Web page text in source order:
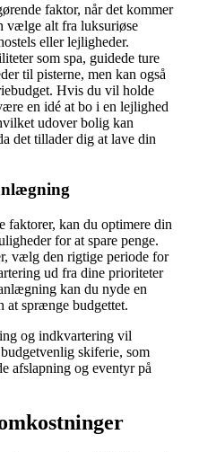
faktor, når det kommer
vælge alt fra luksuriøse
eller lejligheder.
som spa, guidede ture
til pisterne, men kan også
Hvis du vil holde
en idé at bo i en lejlighed
udover bolig kan
det tillader dig at lave din
faktorer, kan du optimere din
for at spare penge.
vælg den rigtige periode for
ud fra dine prioriteter
kan du nyde en
at sprænge budgettet.
og indkvartering vil
skiferie, som
afslapning og eventyr på